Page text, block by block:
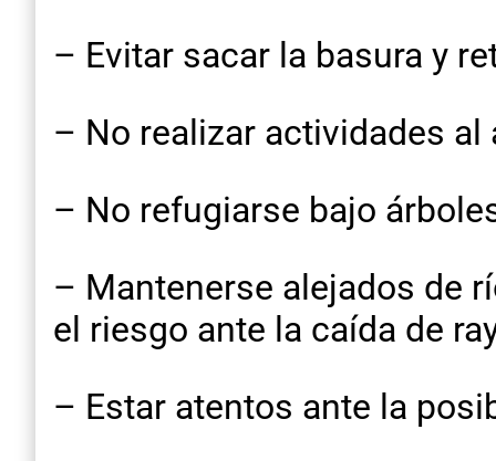
– Evitar sacar la basura y
– No realizar actividades
– No refugiarse bajo
– Mantenerse alejados de
el riesgo ante la caída de
– Estar atentos ante la